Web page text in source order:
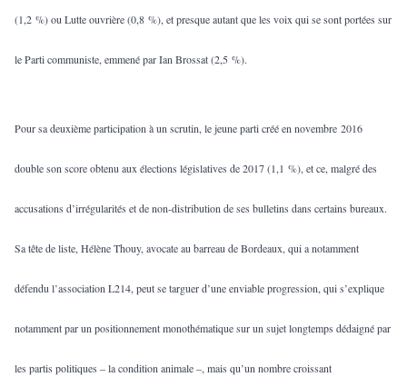
(1,2 %) ou Lutte ouvrière (0,8 %), et presque autant que les voix qui se sont portées sur
le Parti communiste, emmené par Ian Brossat (2,5 %).
Pour sa deuxième participation à un scrutin, le jeune parti créé en novembre 2016
double son score obtenu aux élections législatives de 2017 (1,1 %), et ce, malgré des
accusations d’irrégularités et de non-distribution de ses bulletins dans certains bureaux.
Sa tête de liste, Hélène Thouy, avocate au barreau de Bordeaux, qui a notamment
défendu l’association L214, peut se targuer d’une enviable progression, qui s’explique
notamment par un positionnement monothématique sur un sujet longtemps dédaigné par
les partis politiques – la condition animale –, mais qu’un nombre croissant